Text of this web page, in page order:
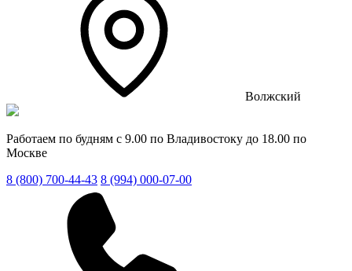
Волжский
Работаем по будням с 9.00 по Владивостоку до 18.00 по
Москве
8 (800) 700-44-43 8 (994) 000-07-00